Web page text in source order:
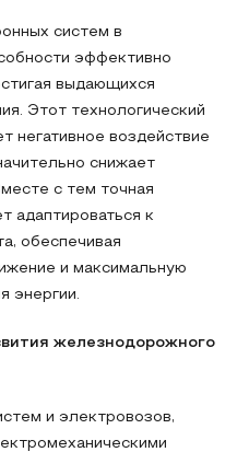
систем в
эффективно
выдающихся
Этот технологический
негативное воздействие
снижает
с тем точная
адаптироваться к
обеспечивая
и максимальную
энергии.
железнодорожного
и электровозов,